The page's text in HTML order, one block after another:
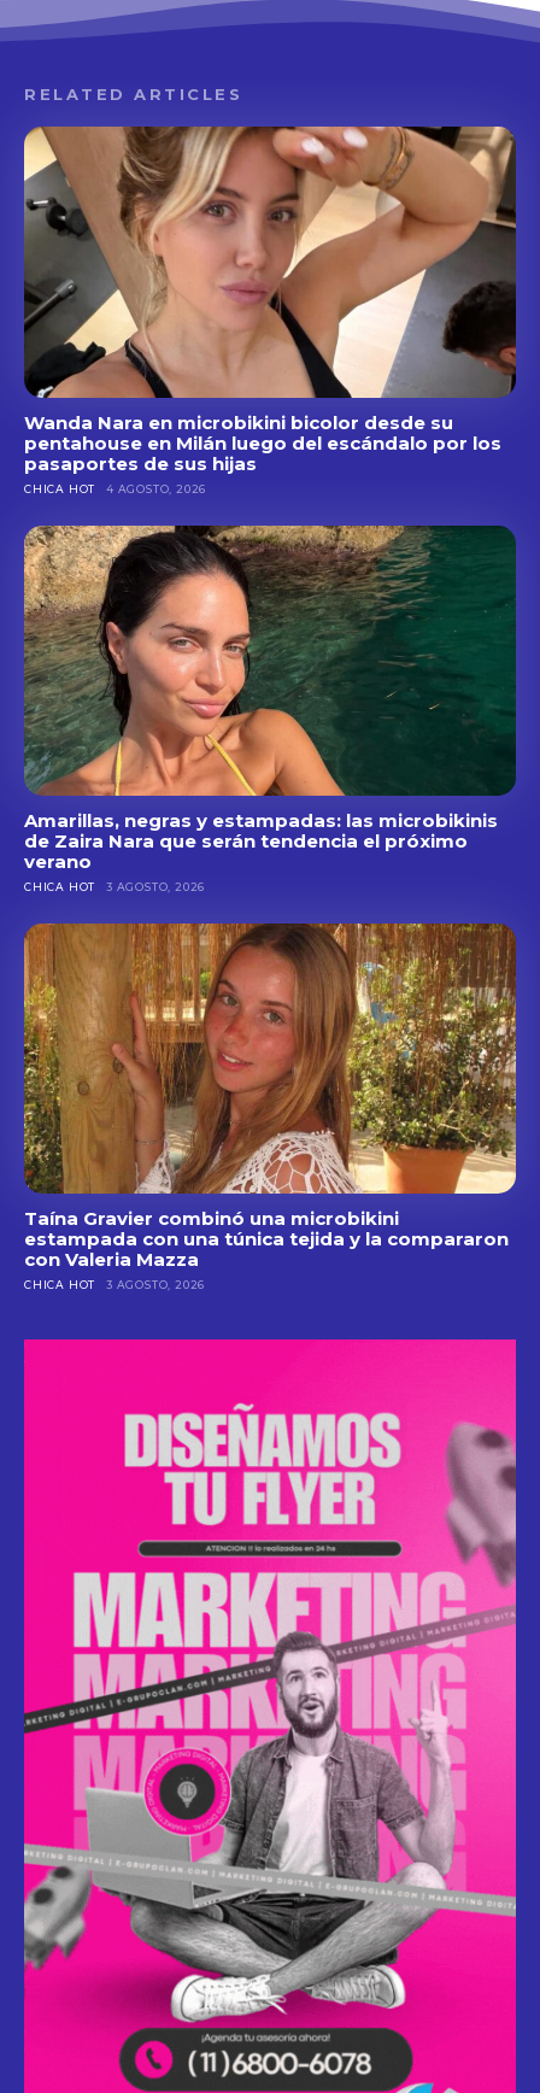
RELATED ARTICLES
Wanda Nara en microbikini bicolor desde su
pentahouse en Milán luego del escándalo por los
pasaportes de sus hijas
CHICA HOT 4 AGOSTO, 2026
Amarillas, negras y estampadas: las microbikinis
de Zaira Nara que serán tendencia el próximo
verano
CHICA HOT 3 AGOSTO, 2026
Taína Gravier combinó una microbikini
estampada con una túnica tejida y la compararon
con Valeria Mazza
CHICA HOT 3 AGOSTO, 2026